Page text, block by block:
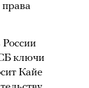
России
ключи
Кайе